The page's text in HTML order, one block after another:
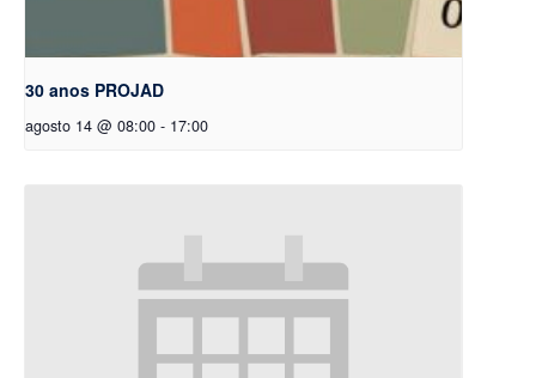
30 anos PROJAD
agosto 14 @ 08:00 - 17:00